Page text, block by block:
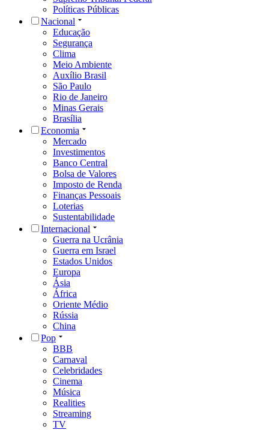
Políticas Públicas
Nacional
Educação
Segurança
Clima
Meio Ambiente
Auxílio Brasil
São Paulo
Rio de Janeiro
Minas Gerais
Brasília
Economia
Mercado
Investimentos
Banco Central
Bolsa de Valores
Imposto de Renda
Finanças Pessoais
Loterias
Sustentabilidade
Internacional
Guerra na Ucrânia
Guerra em Israel
Estados Unidos
Europa
Ásia
África
Oriente Médio
Rússia
China
Pop
BBB
Carnaval
Celebridades
Cinema
Música
Realities
Streaming
TV